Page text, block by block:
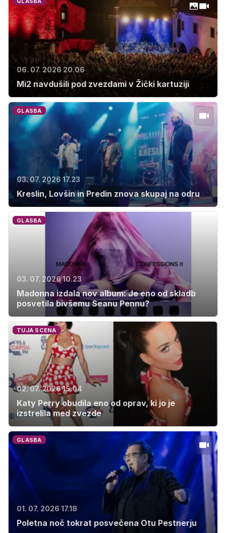
06. 07. 2026 20.06
Mi2 navdušili pod zvezdami v Žički kartuziji
GLASBA
03. 07. 2026 17.23
Kreslin, Lovšin in Predin znova skupaj na odru
GLASBA
03. 07. 2026 10.23
Madonna izdala nov album: Je eno od skladb
posvetila bivšemu Seanu Pennu?
TUJA SCENA
02. 07. 2026 15.04
Katy Perry obudila eno od oprav, ki jo je
izstrelila med zvezde
GLASBA
01. 07. 2026 17.18
Poletna noč tokrat posvečena Otu Pestnerju